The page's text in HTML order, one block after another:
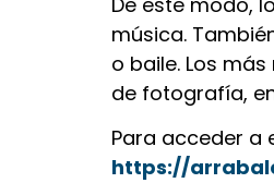
música.
o baile. Los
de fotografía,
Para acceder a
https://